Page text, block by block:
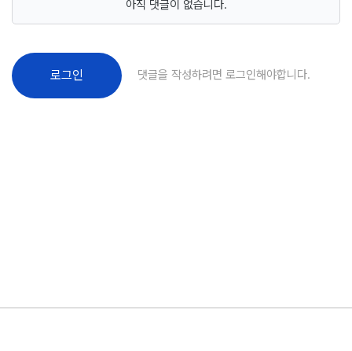
아직 댓글이 없습니다.
로그인 댓글을 작성하려면 로그인해야합니다.